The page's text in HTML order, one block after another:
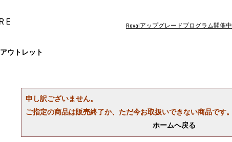
Rovalアップグレードプログラム開催中
アウトレット
申し訳ございません。
ご指定の商品は販売終了か、ただ今お取扱いできない商品です。
ホームへ戻る